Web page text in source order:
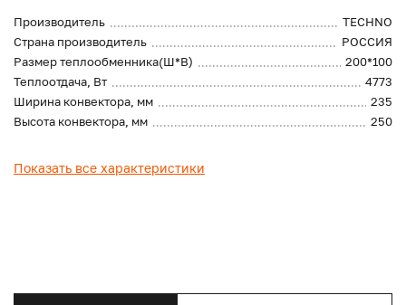
Производитель
TECHNO
Страна производитель
РОССИЯ
Размер теплообменника(Ш*В)
200*100
Теплоотдача, Вт
4773
Ширина конвектора, мм
235
Высота конвектора, мм
250
Показать все характеристики